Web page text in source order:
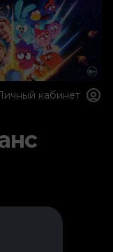
кабинет